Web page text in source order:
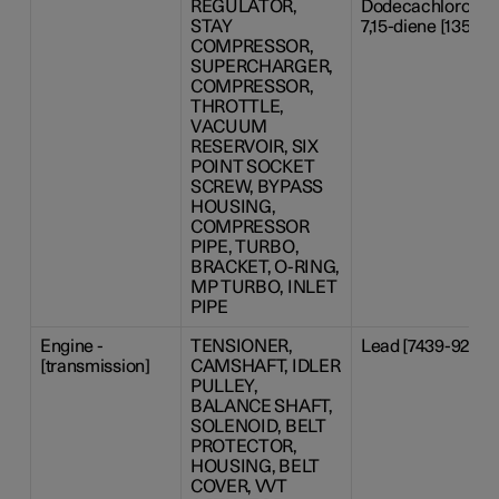
REGULATOR,
STAY
COMPRESSOR,
SUPERCHARGER,
COMPRESSOR,
THROTTLE,
VACUUM
RESERVOIR, SIX
POINT SOCKET
SCREW, BYPASS
HOUSING,
COMPRESSOR
PIPE, TURBO,
BRACKET, O-RING,
MP TURBO, INLET
PIPE
7,15-diene
Engine -
[transmission]
TENSIONER,
CAMSHAFT, IDLER
PULLEY,
BALANCE SHAFT,
SOLENOID, BELT
PROTECTOR,
HOUSING, BELT
COVER, VVT
Lead [7439-92-1]